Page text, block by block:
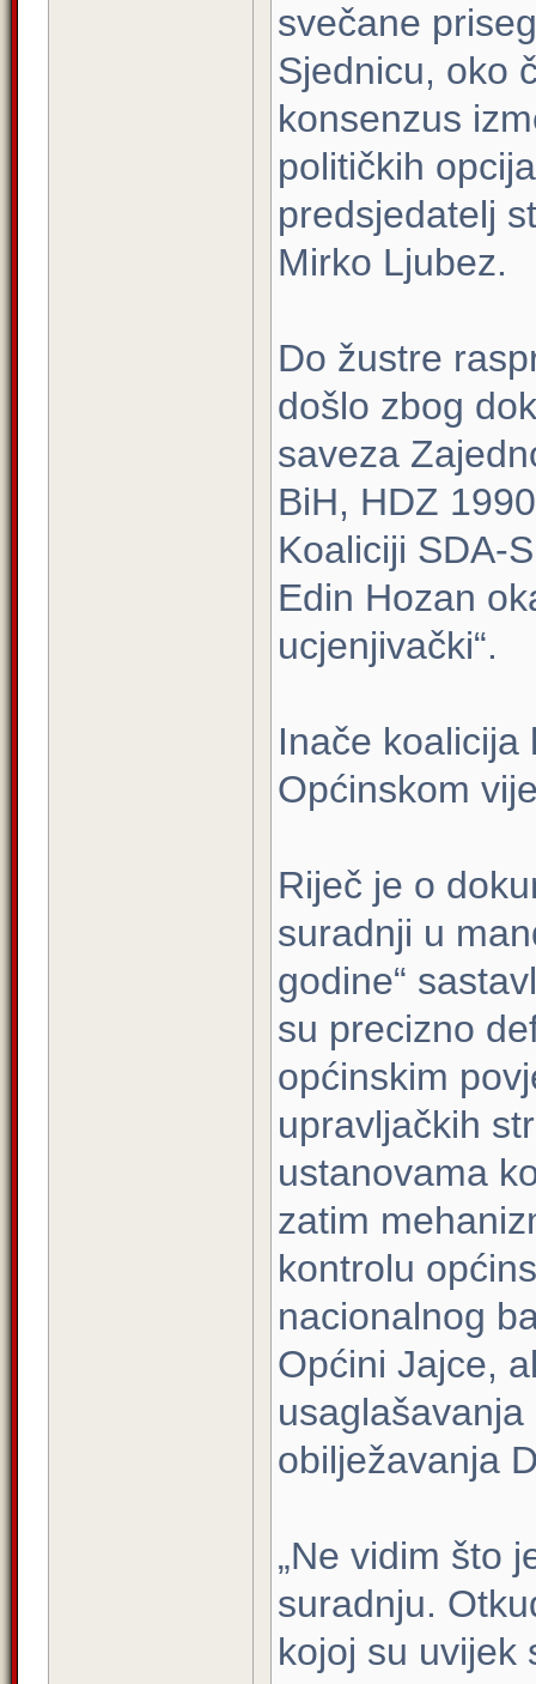
svečane
Sjednicu, oko
konsenzus
političkih
predsjedatelj
Mirko Ljubez.
Do žustre
došlo zbog
saveza
BiH, HDZ
Koaliciji SDA-
Edin Hozan
ucjenjivački“.
Inače koalicija
Općinskom
Riječ je o
suradnji u
godine“
su precizno
općinskim
upravljačkih
ustanovama
zatim
kontrolu
nacionalnog
Općini Jajce,
obilježavanja
„Ne vidim što
suradnju.
kojoj su uvijek